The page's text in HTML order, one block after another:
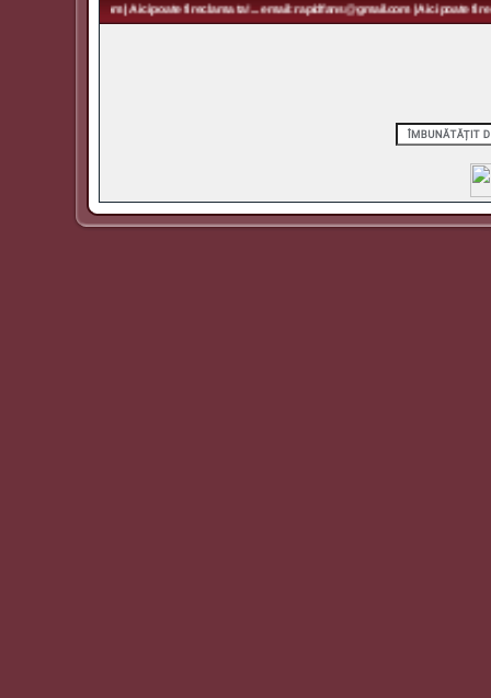
| Aici poate fi reclama ta! ... email: rapidfans@gmail.com | Aici poate fi